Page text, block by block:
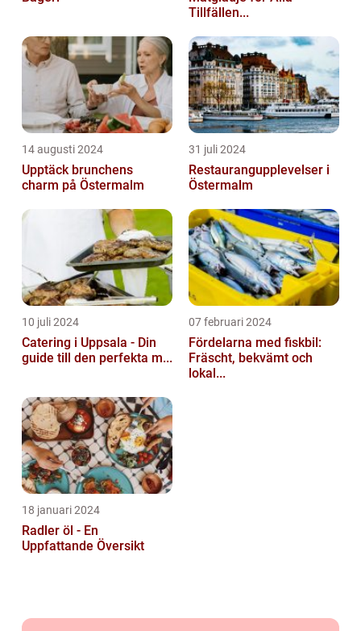
Tillfällen...
14 augusti 2024
Upptäck brunchens
charm på Östermalm
31 juli 2024
Restaurangupplevelser i
Östermalm
10 juli 2024
Catering i Uppsala - Din
guide till den perfekta m...
07 februari 2024
Fördelarna med fiskbil:
Fräscht, bekvämt och
lokal...
18 januari 2024
Radler öl - En
Uppfattande Översikt